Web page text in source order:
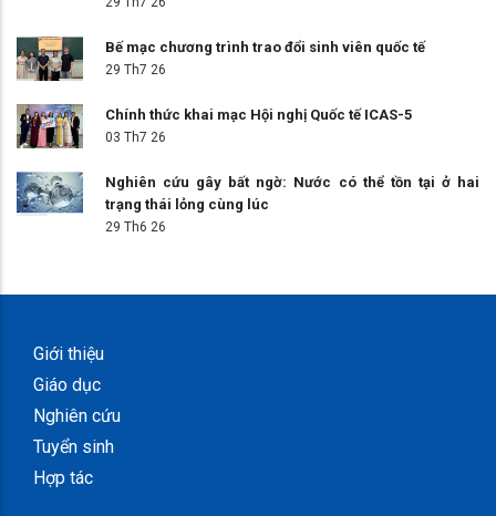
Bế mạc chương trình trao đổi sinh viên quốc tế
29 Th7 26
Chính thức khai mạc Hội nghị Quốc tế ICAS-5
03 Th7 26
Nghiên cứu gây bất ngờ: Nước có thể tồn tại ở hai
trạng thái lỏng cùng lúc
29 Th6 26
Giới thiệu
Giáo dục
Nghiên cứu
Tuyển sinh
Hợp tác